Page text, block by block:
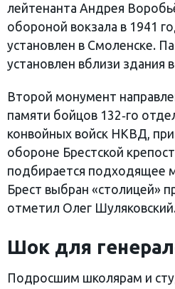
лейтенанта Андрея
обороной вокзала в 1941
установлен в Смоленске.
установлен вблизи здания
Второй монумент
памяти бойцов 132‑го
конвойных войск НКВД,
обороне Брестской
подбирается подходящее
Брест выбран «столицей»
отметил Олег
Шок для
Подросшим школярам и